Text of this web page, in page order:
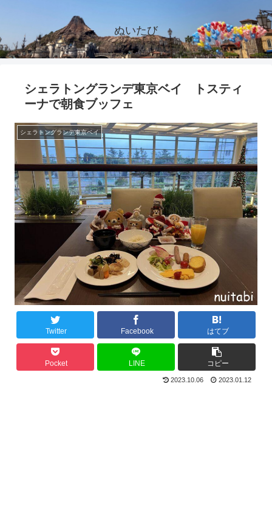
ぬいたび
シェラトングランデ東京ベイ トスティ
ーナで朝食ブッフェ
シェラトングランデ東京ベイ
Twitter Facebook はてブ
Pocket LINE コピー
2023.10.06 2023.01.12